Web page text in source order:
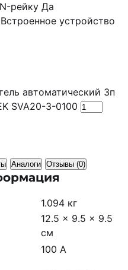
рейку Да
Встроенное устройство
автоматический 3п
SVA20-3-0100
Аналоги Отзывы (0)
1.094 кг
12.5 × 9.5 × 9.5
см
100 А